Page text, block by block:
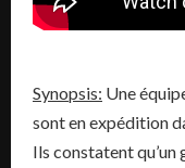
Synopsis: Une
sont en expédition
Ils constatent